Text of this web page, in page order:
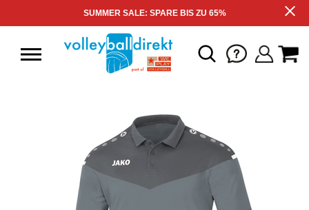
SUMMER SALE: SPARE BIS ZU 65%